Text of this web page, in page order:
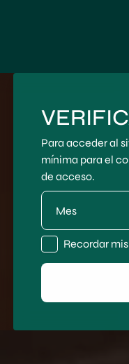
Para acceder al
mínima para el
de acceso.
Recordar